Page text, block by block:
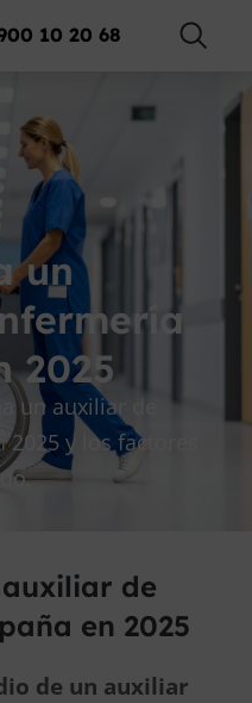
10 20 68
un
2025
un auxiliar de
2025 y los factores
de
en 2025
de un auxiliar